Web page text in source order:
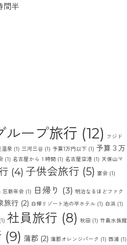
間半
ループ旅行 (12)
フジド
温泉 (1) 三河三谷 (1) 予算1万円以下 (1) 予算３万
(1) 名古屋から１時間 (1) 名古屋空港 (1) 天保山マ
(4) 子供会旅行 (5) 宴会 (1)
忘新年会 (1) 日帰り (3) 明治なるほどファク
旅行 (2) 白樺リゾート池の平ホテル (1) 白浜 (1)
(1) 社員旅行 (8) 秋田 (1) 竹島水族館
(9) 蒲郡 (2) 蒲郡オレンジパーク (1) 西浦 (1)